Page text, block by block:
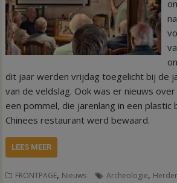
dit jaar werden vrijdag toegelicht bij de
van de veldslag. Ook was er nieuws
een pommel, die jarenlang in een plastic
Chinees restaurant werd bewaard.
LEES MEER
FRONTPAGE, Nieuws Archeologie,